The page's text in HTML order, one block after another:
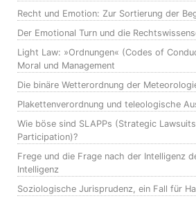
Recht und Emotion: Zur Sortierung der
Der Emotional Turn und die
Light Law: »Ordnungen« (Codes of
Moral und Management
Die binäre Wetterordnung der
Plakettenverordnung und teleologische
Wie böse sind SLAPPs (Strategic
Participation)?
Frege und die Frage nach der Intelligenz
Intelligenz
Soziologische Jurisprudenz, ein Fall für